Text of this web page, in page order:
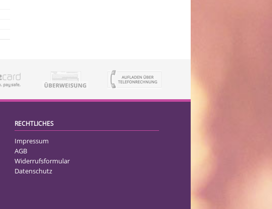
RECHTLICHES
Impressum
AGB
Widerrufsformular
Datenschutz